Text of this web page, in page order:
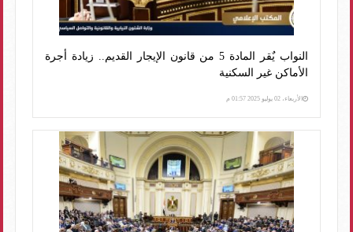
النواب يٌقر المادة 5 من قانون الإيجار القديم.. زيادة أجرة
الأماكن غير السكنية
الأربعاء، 02 يوليو 2025 01:57 م